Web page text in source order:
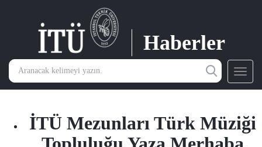
Haberler
İTÜ Mezunları Türk Müziği